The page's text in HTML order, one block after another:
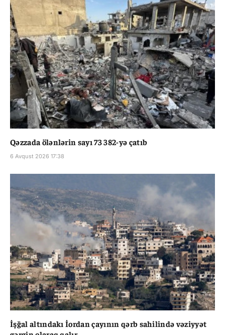
Qəzzada ölənlərin sayı 73 382-yə çatıb
6 Avqust 2026 17:38
İşğal altındakı İordan çayının qərb sahilində vəziyyət